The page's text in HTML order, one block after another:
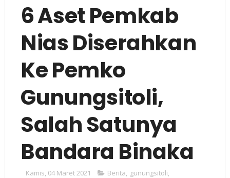
6 Aset Pemkab
Nias Diserahkan
Ke Pemko
Gunungsitoli,
Salah Satunya
Bandara Binaka
Kamis, 04 Maret 2021 Berita, gunungsitoli,